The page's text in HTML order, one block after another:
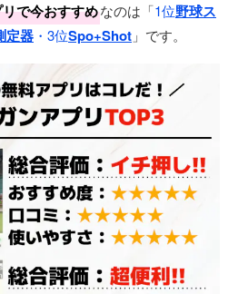
で今おすすめなのは「1位野球ス
定器 ・3位Spo+Shot 」です。